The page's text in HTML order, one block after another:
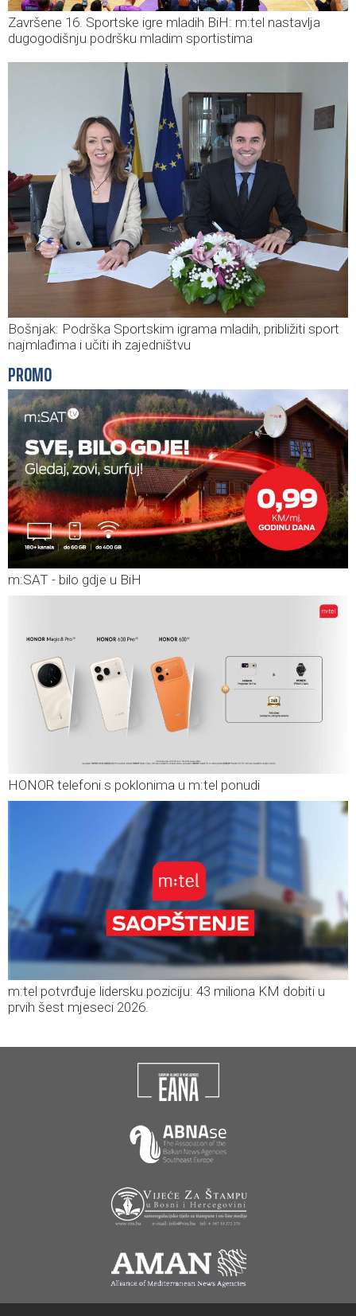
Završene 16. Sportske igre mladih BiH: m:tel nastavlja
dugogodišnju podršku mladim sportistima
Bošnjak: Podrška Sportskim igrama mladih, približiti sport
najmlađima i učiti ih zajedništvu
PROMO
m:SAT - bilo gdje u BiH
HONOR telefoni s poklonima u m:tel ponudi
m:tel potvrđuje lidersku poziciju: 43 miliona KM dobiti u
prvih šest mjeseci 2026.